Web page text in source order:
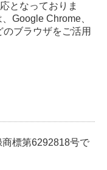
となっておりま
Google Chrome、
ブラウザをご活用
商標第6292818号で